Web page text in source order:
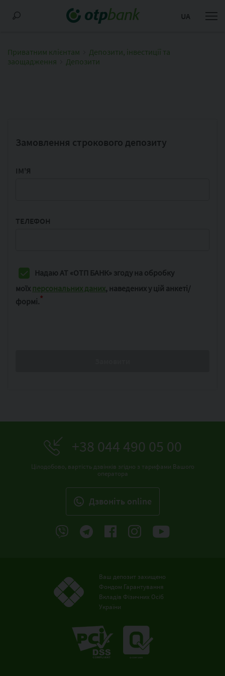
UA
Приватним клієнтам
Депозити, інвестиції та
заощадження
Депозити
Замовлення строкового депозиту
ІМ'Я
ТЕЛЕФОН
Надаю АТ «ОТП БАНК» згоду на обробку
моїх персональних даних, наведених у цій анкеті/
формі.*
+38 044 490 05 00
Цілодобово, вартість дзвінків згідно з тарифами Вашого
оператора
Дзвонiть online
Ваш депозит захищено
Фондом Гарантування
Вкладів Фізичних Осіб
України